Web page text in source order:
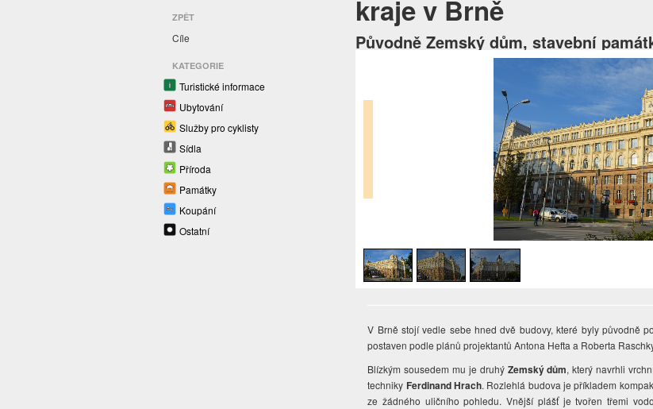
ZPĚT
Cíle
KATEGORIE
Turistické informace
Ubytování
Služby pro cyklisty
Sídla
Příroda
Památky
Koupání
Ostatní
kraje v Brně
Původně Zemský dům, stavební
V Brně stojí vedle sebe hned dvě budovy, které byly původně
postaven podle plánů projektantů Antona Hefta a Roberta
Blízkým sousedem mu je druhý Zemský dům, který navrhli
techniky Ferdinand Hrach. Rozlehlá budova je příkladem
ze žádného uličního pohledu. Vnější plášť je tvořen třemi